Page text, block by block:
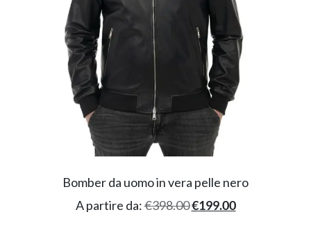
Bomber da uomo in vera pelle nero
A partire da:€398.00€199.00